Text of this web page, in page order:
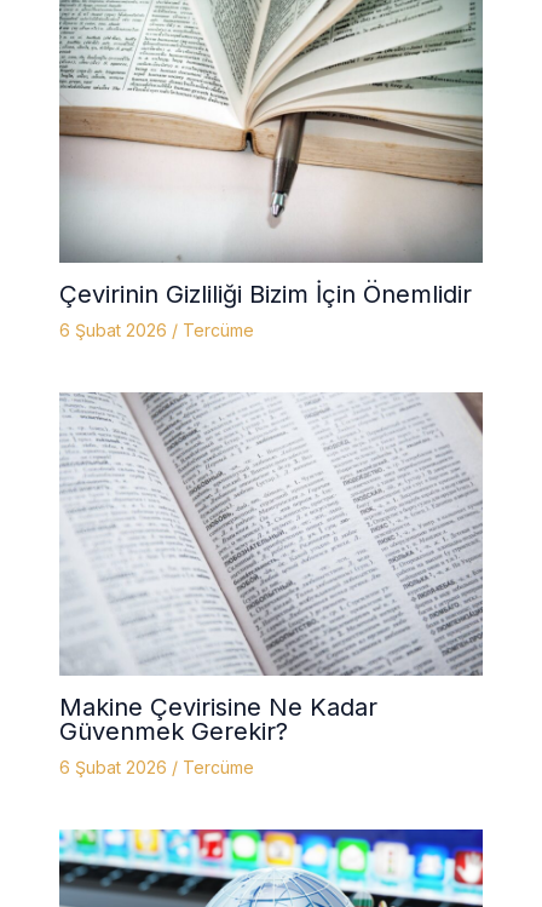
Çevirinin Gizliliği Bizim İçin Önemlidir
6 Şubat 2026 / Tercüme
Makine Çevirisine Ne Kadar
Güvenmek Gerekir?
6 Şubat 2026 / Tercüme